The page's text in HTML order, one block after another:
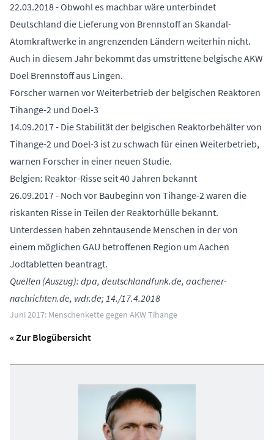
Juni 2017: Menschenkette gegen AKW Tihange
22.03.2018 - Obwohl es machbar wäre unterbindet
Deutschland die Lieferung von Brennstoff an Skandal-
Atomkraftwerke in angrenzenden Ländern weiterhin nicht.
Auch in diesem Jahr bekommt das umstrittene belgische AKW
Doel Brennstoff aus Lingen.
Forscher warnen vor Weiterbetrieb der belgischen Reaktoren
Tihange-2 und Doel-3
14.09.2017 - Die Stabilität der belgischen Reaktorbehälter von
Tihange-2 und Doel-3 ist zu schwach für einen Weiterbetrieb,
warnen Forscher in einer neuen Studie.
Belgien: Reaktor-Risse seit 40 Jahren bekannt
26.09.2017 - Noch vor Baubeginn von Tihange-2 waren die
riskanten Risse in Teilen der Reaktorhülle bekannt.
Unterdessen haben zehntausende Menschen in der von
einem möglichen GAU betroffenen Region um Aachen
Jodtabletten beantragt.
Quellen (Auszug): dpa, deutschlandfunk.de, aachener-
nachrichten.de, wdr.de; 14./17.4.2018
« Zur Blogübersicht